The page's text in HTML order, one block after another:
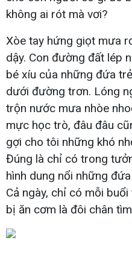
không ai rót mà vơi?
Xòe tay hứng giọt mưa
dậy. Con đường đất lép
bé xíu của những đứa
dưới đường trơn. Lóng
trộn nước mưa nhòe
mực học trò, đâu đâu
gợi cho tôi những khó
Đúng là chỉ có trong
hình dung nổi những
Cả ngày, chỉ có mỗi
bị ăn cơm là đôi chân